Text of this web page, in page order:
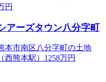
アーズタウン八分字町
本市南区八分字町の土地
（西熊本駅）1258万円